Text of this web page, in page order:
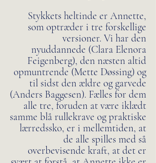
Stykkets heltinde er Annette,
som optræder i tre forskellige
versioner. Vi har den
nyuddannede (Clara Elenora
Feigenberg), den næsten altid
opmuntrende (Mette Døssing) og
til sidst den ældre og garvede
(Anders Baggesen). Fælles for dem
alle tre, foruden at være iklædt
samme blå rullekrave og praktiske
lærredssko, er i mellemtiden, at
de alle spilles med så
overbevisende kraft, at det er